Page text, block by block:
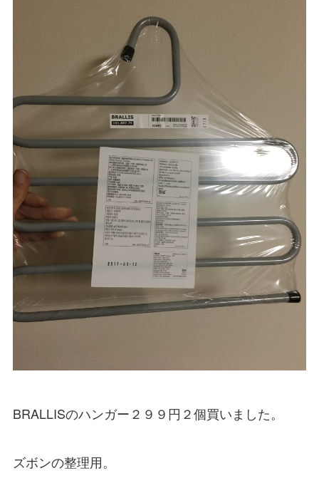
BRALLISのハンガー２９９円２個買いました。
ズボンの整理用。